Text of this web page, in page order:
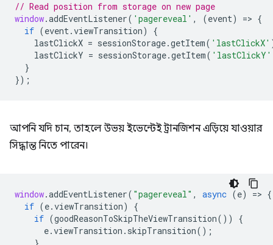
// Read position from storage on new page
window.addEventListener( 'pagereveal' , (event) => {
if (event.viewTransition)
{
lastClickX = sessionStorage.getItem( 'lastClickX'
lastClickY = sessionStorage.getItem( 'lastClickY'
}
});
আপনি যদি চান, তাহলে উভয় ইভেন্টেই ট্রানজিশন এড়িয়ে যাওয়ার
সিদ্ধান্ত নিতে পারেন।
window.addEventListener( "pagereveal" , async (e) => {
if (e.viewTransition)
{
if (goodReasonToSkipTheViewTransition())
{
e.viewTransition . skipTransition();